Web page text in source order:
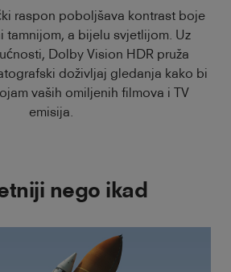
raspon poboljšava kontrast boje
tamnijom, a bijelu svjetlijom. Uz
Dolby Vision HDR pruža
doživljaj gledanja kako bi
vaših omiljenih filmova i TV
emisija.
nego ikad